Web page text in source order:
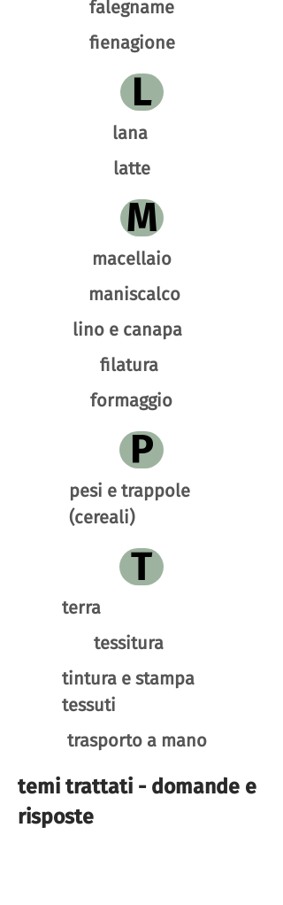
falegname
fienagione
L
lana
latte
M
macellaio
maniscalco
lino e canapa
filatura
formaggio
P
pesi e trappole
(cereali)
T
terra
tessitura
tintura e stampa
tessuti
trasporto a mano
temi trattati - domande e
risposte